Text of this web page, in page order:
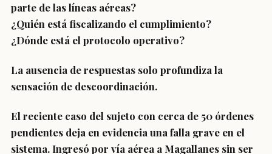
parte de las líneas aéreas?
¿Quién está fiscalizando el cumplimiento?
¿Dónde está el protocolo operativo?
La ausencia de respuestas solo profundiza la
sensación de descoordinación.
El reciente caso del sujeto con cerca de 50 órdenes
pendientes deja en evidencia una falla grave en el
sistema. Ingresó por vía aérea a Magallanes sin ser